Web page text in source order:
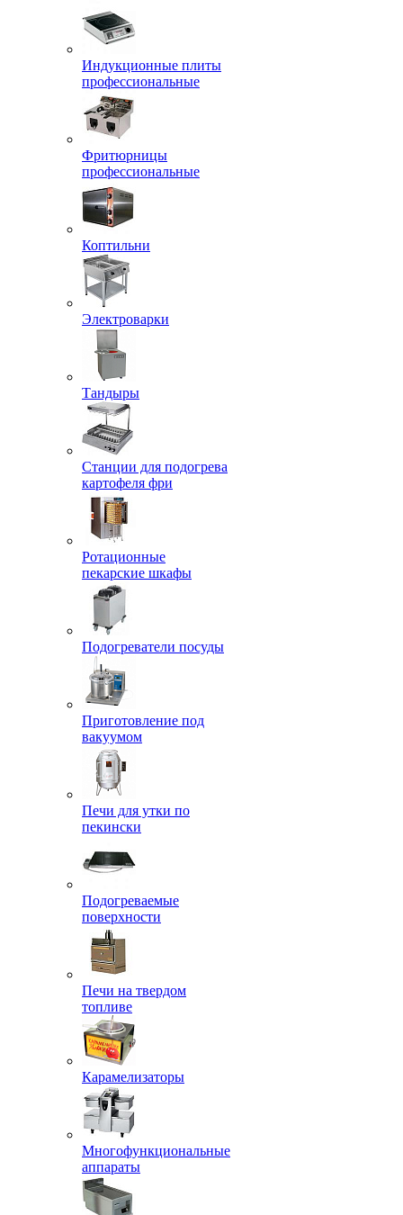
Индукционные плиты
профессиональные
Фритюрницы
профессиональные
Коптильни
Электроварки
Тандыры
Станции для подогрева
картофеля фри
Ротационные
пекарские шкафы
Подогреватели посуды
Приготовление под
вакуумом
Печи для утки по
пекински
Подогреваемые
поверхности
Печи на твердом
топливе
Карамелизаторы
Многофункциональные
аппараты